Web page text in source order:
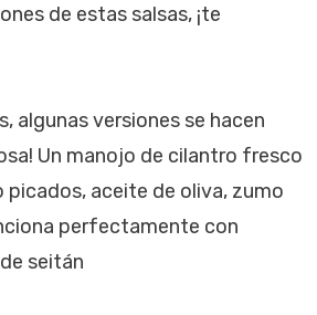
de estas salsas, ¡te
algunas versiones se hacen
Un manojo de cilantro fresco
aceite de oliva, zumo
perfectamente con
seitán